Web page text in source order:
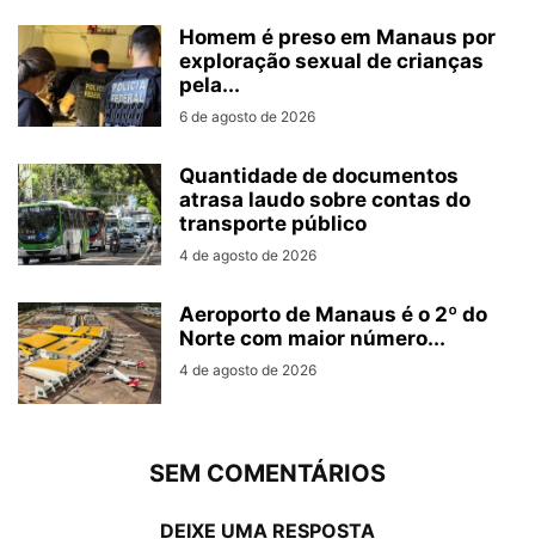
Homem é preso em Manaus por
exploração sexual de crianças
pela...
6 de agosto de 2026
Quantidade de documentos
atrasa laudo sobre contas do
transporte público
4 de agosto de 2026
Aeroporto de Manaus é o 2º do
Norte com maior número...
4 de agosto de 2026
SEM COMENTÁRIOS
DEIXE UMA RESPOSTA